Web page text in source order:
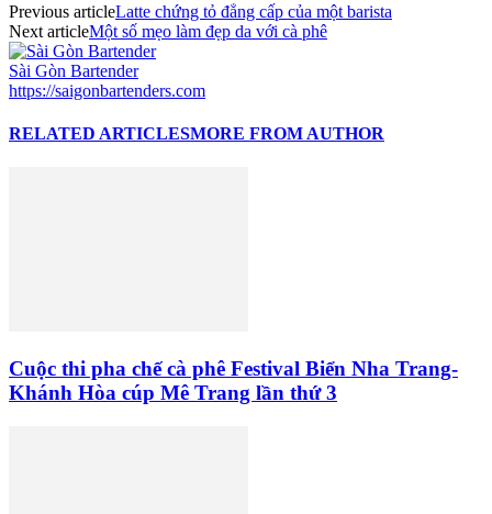
Previous articleLatte chứng tỏ đẳng cấp của một barista
Next articleMột số mẹo làm đẹp da với cà phê
Sài Gòn Bartender
https://saigonbartenders.com
RELATED ARTICLESMORE FROM AUTHOR
Cuộc thi pha chế cà phê Festival Biển Nha Trang-
Khánh Hòa cúp Mê Trang lần thứ 3